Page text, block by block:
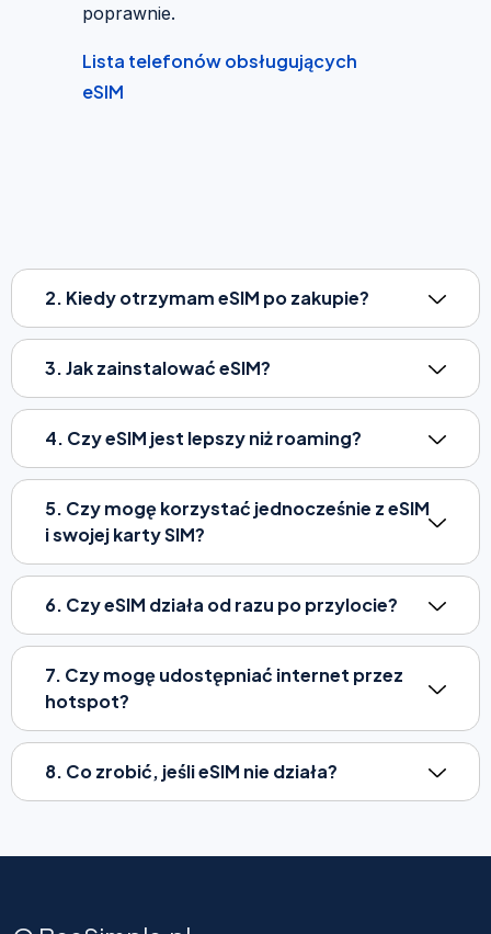
poprawnie.
Lista telefonów obsługujących
eSIM
2. Kiedy otrzymam eSIM po zakupie?
3. Jak zainstalować eSIM?
4. Czy eSIM jest lepszy niż roaming?
5. Czy mogę korzystać jednocześnie z eSIM
i swojej karty SIM?
6. Czy eSIM działa od razu po przylocie?
7. Czy mogę udostępniać internet przez
hotspot?
8. Co zrobić, jeśli eSIM nie działa?